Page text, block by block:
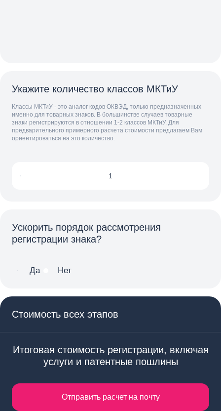
Укажите количество классов МКТиУ
Классы МКТиУ - это аналог кодов ОКВЭД, только предназначенных
именно для товарных знаков. В большинстве случаев товарные
знаки регистрируются в отношении 1-2 классов МКТиУ. Для
предварительного примерного расчета стоимости предлагаем Вам
ориентироваться на это количество.
Ускорить порядок рассмотрения
регистрации знака?
Да Нет
Стоимость всех этапов
Итоговая стоимость регистрации, включая
услуги и патентные пошлины
Отправить расчет на почту